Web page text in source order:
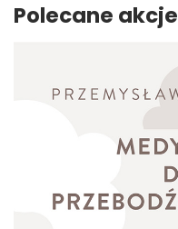
Polecane akcje